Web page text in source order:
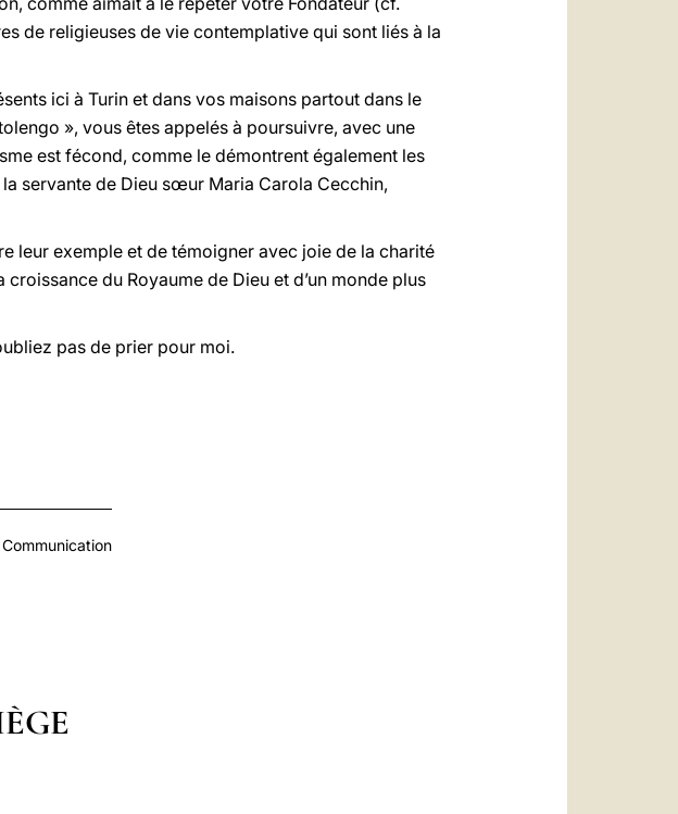
de religieuses de vie contemplative qui sont liés à la
ici à Turin et dans vos maisons partout dans le
», vous êtes appelés à poursuivre, avec une
est fécond, comme le démontrent également les
servante de Dieu sœur Maria Carola Cecchin,
leur exemple et de témoigner avec joie de la charité
du Royaume de Dieu et d’un monde plus
pas de prier pour moi.